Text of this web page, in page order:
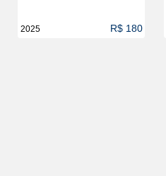
2025 R$ 180